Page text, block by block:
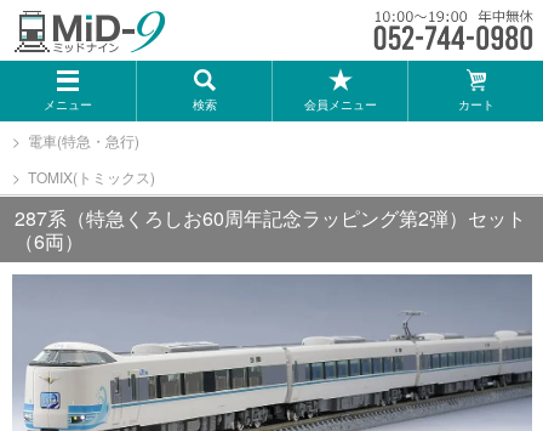
メニュー 検索 会員メニュー カート
メーカー一覧
TOMIX
KATO
GREENMAX
マイクロエース
電車(特急・急行)
TOMIX(トミックス)
287系（特急くろしお60周年記念ラッピング第2弾）セット
（6両）